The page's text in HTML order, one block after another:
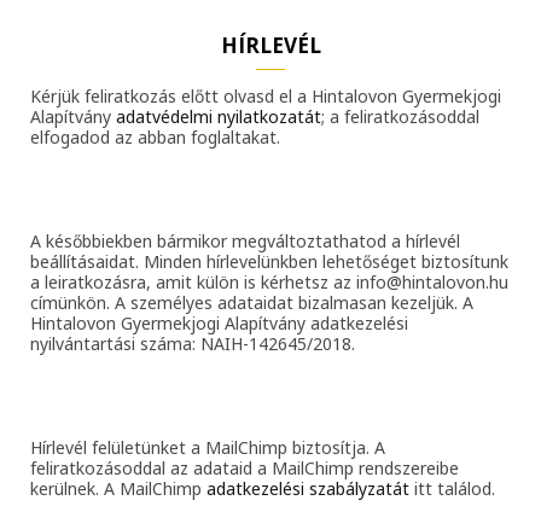
HÍRLEVÉL
Kérjük feliratkozás előtt olvasd el a Hintalovon Gyermekjogi
Alapítvány adatvédelmi nyilatkozatát; a feliratkozásoddal
elfogadod az abban foglaltakat.
A későbbiekben bármikor megváltoztathatod a hírlevél
beállításaidat. Minden hírlevelünkben lehetőséget biztosítunk
a leiratkozásra, amit külön is kérhetsz az info@hintalovon.hu
címünkön. A személyes adataidat bizalmasan kezeljük. A
Hintalovon Gyermekjogi Alapítvány adatkezelési
nyilvántartási száma: NAIH-142645/2018.
Hírlevél felületünket a MailChimp biztosítja. A
feliratkozásoddal az adataid a MailChimp rendszereibe
kerülnek. A MailChimp adatkezelési szabályzatát itt találod.